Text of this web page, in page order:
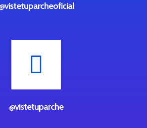
@vistetuparche